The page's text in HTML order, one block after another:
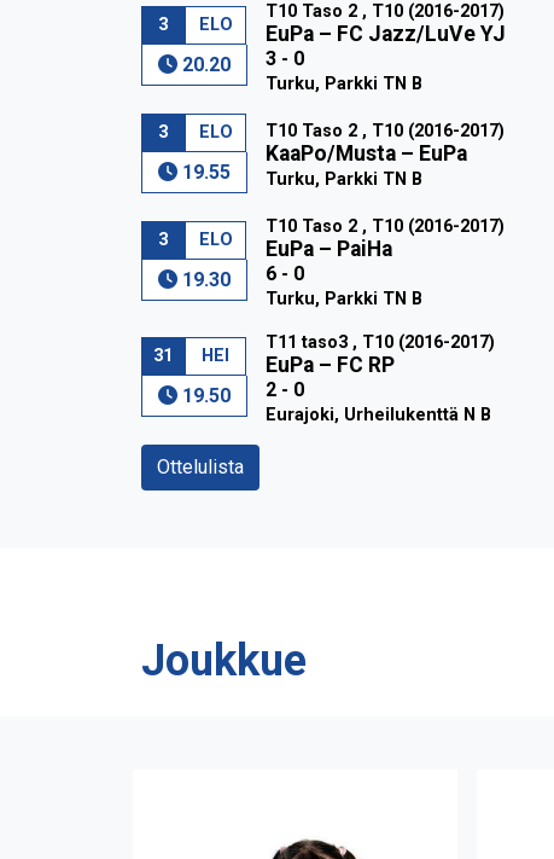
3 ELO
20.20
T10 Taso 2 , T10 (2016-2017)
EuPa– FC Jazz/LuVe YJ
3 - 0
Turku, Parkki TN B
3 ELO
19.55
T10 Taso 2 , T10 (2016-2017)
KaaPo/Musta– EuPa
Turku, Parkki TN B
3 ELO
19.30
T10 Taso 2 , T10 (2016-2017)
EuPa– PaiHa
6 - 0
Turku, Parkki TN B
31 HEI
19.50
T11 taso3 , T10 (2016-2017)
EuPa– FC RP
2 - 0
Eurajoki, Urheilukenttä N B
Ottelulista
Joukkue